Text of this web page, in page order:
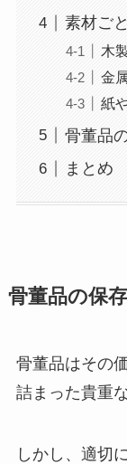
素材ご
木
金
紙
骨董品
まとめ
骨董品の保
骨董品はその
詰まった貴重
しかし、適切